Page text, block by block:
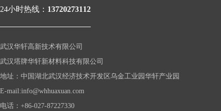
24小时热线： 13720273112
武汉华轩高新技术有限公司
武汉塔牌华轩新材料科技有限公司
地址：中国湖北武汉经济技术开发区乌金工业园华轩产业园
年
美
E-mail:info@whhuaxuan.com
电话：+86-027-87227330